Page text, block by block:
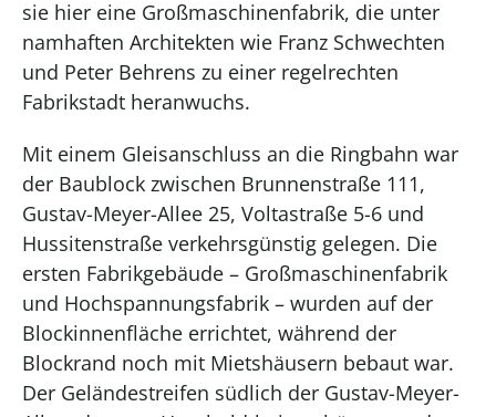
sie hier eine Großmaschinenfabrik, die unter
namhaften Architekten wie Franz Schwechten
und Peter Behrens zu einer regelrechten
Fabrikstadt heranwuchs.
Mit einem Gleisanschluss an die Ringbahn war
der Baublock zwischen Brunnenstraße 111,
Gustav-Meyer-Allee 25, Voltastraße 5-6 und
Hussitenstraße verkehrsgünstig gelegen. Die
ersten Fabrikgebäude – Großmaschinenfabrik
und Hochspannungsfabrik – wurden auf der
Blockinnenfläche errichtet, während der
Blockrand noch mit Mietshäusern bebaut war.
Der Geländestreifen südlich der Gustav-Meyer-